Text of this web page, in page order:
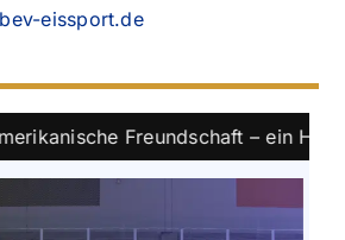
eissport.de
Freundschaft – ein Hoch auf